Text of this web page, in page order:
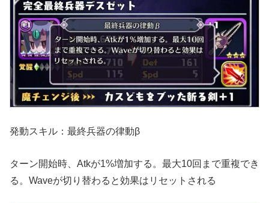
発動スキル：最終兵器の律動β
ターン開始時、Atkが1%増加する。最大10回まで重複でき
る。Waveが切り替わると効果はリセットされる